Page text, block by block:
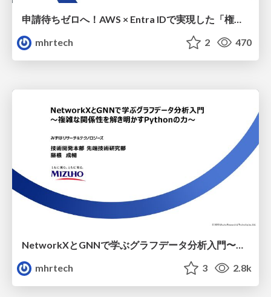
申請待ちゼロへ！AWS × Entra IDで実現した「権限付与」のセルフサービス化
mhrtech
2 470
mhrtech
3 2.8k